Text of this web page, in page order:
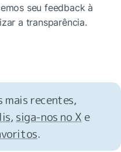
seu feedback à
a transparência.
, siga-nos no X
.